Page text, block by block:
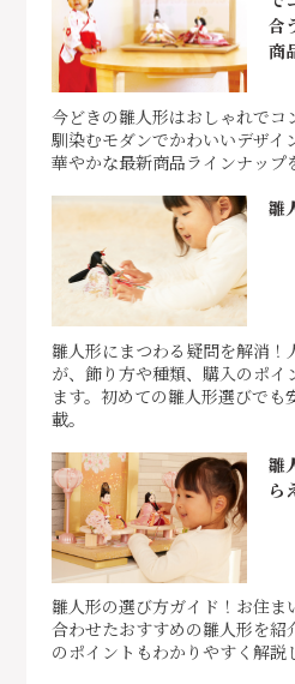
合
商
今どきの雛人形はおしゃれでコ
馴染むモダンでかわいいデザイ
華やかな最新商品ラインナップ
雛
雛人形にまつわる疑問を解消！
が、飾り方や種類、購入のポイ
ます。初めての雛人形選びでも
載。
雛
ら
雛人形の選び方ガイド！お住ま
合わせたおすすめの雛人形を紹
のポイントもわかりやすく解説